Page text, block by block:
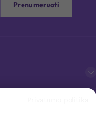
Prenumeruoti